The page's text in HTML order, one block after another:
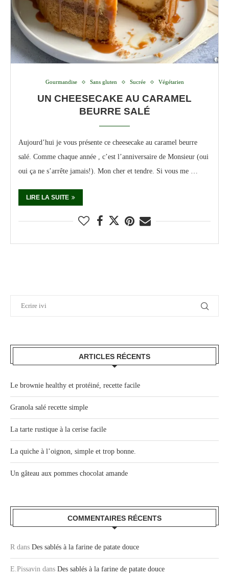
Gourmandise Sans gluten Sucrée Végétarien
UN CHEESECAKE AU CARAMEL
BEURRE SALÉ
Aujourd’hui je vous présente ce cheesecake au caramel beurre
salé. Comme chaque année , c’est l’anniversaire de Monsieur (oui
oui ça ne s’arrête jamais!). Mon cher et tendre. Si vous me …
LIRE LA SUITE
ARTICLES RÉCENTS
Le brownie healthy et protéiné, recette facile
Granola salé recette simple
La tarte rustique à la cerise facile
La quiche à l’oignon, simple et trop bonne.
Un gâteau aux pommes chocolat amande
COMMENTAIRES RÉCENTS
R dans Des sablés à la farine de patate douce
E.Pissavin dans Des sablés à la farine de patate douce